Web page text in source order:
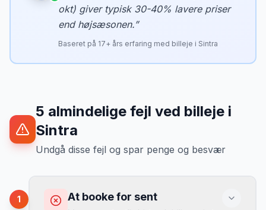
okt) giver typisk 30-40% lavere priser
end højsæsonen.”
Baseret på 17+ års erfaring med billeje i Sintra
5 almindelige fejl ved billeje i
Sintra
Undgå disse fejl og spar penge og besvær
1 At booke for sent